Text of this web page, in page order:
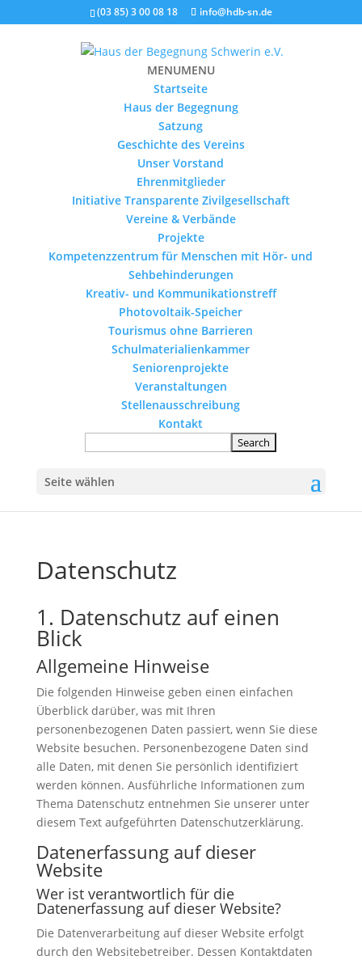
(03 85) 3 00 08 18 info@hdb-sn.de
MENUMENU
Startseite
Haus der Begegnung
Satzung
Geschichte des Vereins
Unser Vorstand
Ehrenmitglieder
Initiative Transparente Zivilgesellschaft
Vereine & Verbände
Projekte
Kompetenzzentrum für Menschen mit Hör- und
Sehbehinderungen
Kreativ- und Kommunikationstreff
Photovoltaik-Speicher
Tourismus ohne Barrieren
Schulmaterialienkammer
Seniorenprojekte
Veranstaltungen
Stellenausschreibung
Kontakt
Seite wählen
Datenschutz
1. Datenschutz auf einen
Blick
Allgemeine Hinweise
Die folgenden Hinweise geben einen einfachen
Überblick darüber, was mit Ihren
personenbezogenen Daten passiert, wenn Sie diese
Website besuchen. Personenbezogene Daten sind
alle Daten, mit denen Sie persönlich identifiziert
werden können. Ausführliche Informationen zum
Thema Datenschutz entnehmen Sie unserer unter
diesem Text aufgeführten Datenschutzerklärung.
Datenerfassung auf dieser
Website
Wer ist verantwortlich für die
Datenerfassung auf dieser Website?
Die Datenverarbeitung auf dieser Website erfolgt
durch den Websitebetreiber. Dessen Kontaktdaten